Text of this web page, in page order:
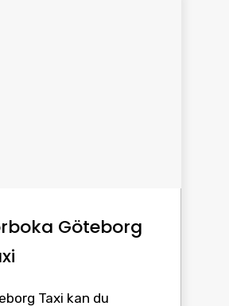
Göteborg
Taxi kan du